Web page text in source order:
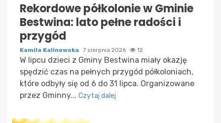
Rekordowe półkolonie w Gminie
Bestwina: lato pełne radości i
przygód
Kamila Kalinowska 7 sierpnia 2026 12
W lipcu dzieci z Gminy Bestwina miały okazję
spędzić czas na pełnych przygód półkoloniach,
które odbyły się od 6 do 31 lipca. Organizowane
przez Gminny... Czytaj dalej